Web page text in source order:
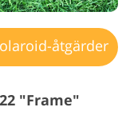
åtgärder
"Frame"